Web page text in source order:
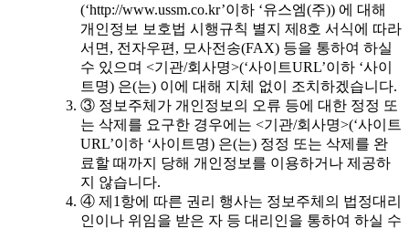
(‘http://www.ussm.co.kr’이하 ‘유스엠(주)) 에 대해
개인정보 보호법 시행규칙 별지 제8호 서식에 따라
서면, 전자우편, 모사전송(FAX) 등을 통하여 하실
수 있으며 <기관/회사명>(‘사이트URL’이하 ‘사이
트명) 은(는) 이에 대해 지체 없이 조치하겠습니다.
③ 정보주체가 개인정보의 오류 등에 대한 정정 또
는 삭제를 요구한 경우에는 <기관/회사명>(‘사이트
URL’이하 ‘사이트명) 은(는) 정정 또는 삭제를 완
료할 때까지 당해 개인정보를 이용하거나 제공하
지 않습니다.
④ 제1항에 따른 권리 행사는 정보주체의 법정대리
인이나 위임을 받은 자 등 대리인을 통하여 하실 수